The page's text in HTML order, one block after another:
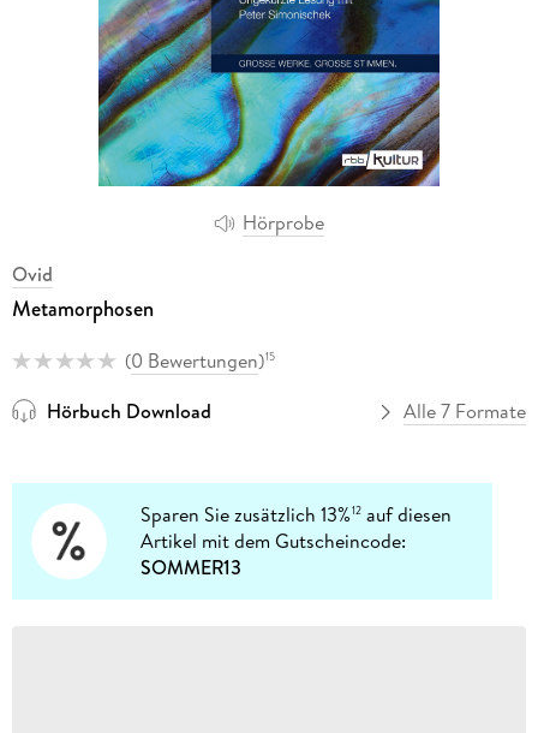
Hörprobe
Ovid
Metamorphosen
(0 Bewertungen)15
Hörbuch Download Alle 7 Formate
Sparen Sie zusätzlich 13%12 auf diesen
Artikel mit dem Gutscheincode:
SOMMER13